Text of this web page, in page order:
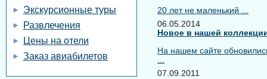
20 лет не маленький ...
06.05.2014
Новое в нашей
На нашем сайте
07.09.2011
Экскурсионные туры
Развлечения
Цены на отели
Заказ авиабилетов